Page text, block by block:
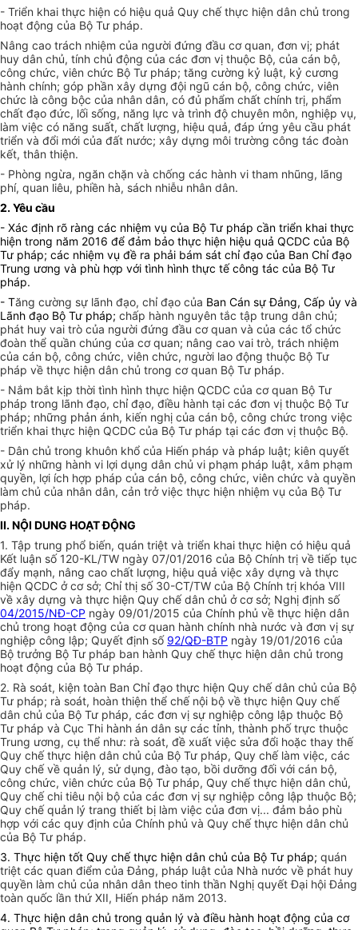
- Triển khai thực hiện có hiệu quả Quy chế thực hiện dân chủ trong
hoạt động của Bộ Tư pháp.
Nâng cao trách nhiệm của người đứng đầu cơ quan, đơn vị; phát
huy dân chủ, tính chủ động của các đơn vị thuộc Bộ, của cán bộ,
công chức, viên chức Bộ Tư pháp; tăng cường kỷ luật, kỷ cương
hành chính; góp phần xây dựng đội ngũ cán bộ, công chức, viên
chức là công bộc của nhân dân, có đủ phẩm chất chính trị, phẩm
chất đạo đức, lối sống, năng lực và trình độ chuyên môn, nghiệp vụ,
làm việc có năng suất, chất lượng, hiệu quả, đáp ứng yêu cầu phát
triển và đổi mới của đất nước; xây dựng môi trường công tác đoàn
kết, thân thiện.
- Phòng ngừa, ngăn chặn và chống các hành vi tham nhũng, lãng
phí, quan liêu, phiền hà, sách nhiễu nhân dân.
2. Yêu cầu
- Xác định rõ ràng các nhiệm vụ của Bộ Tư pháp cần triển khai thực
hiện trong năm 2016 để đảm bảo thực hiện hiệu quả QCDC của Bộ
Tư pháp; các nhiệm vụ đề ra phải bám sát chỉ đạo của Ban Chỉ đạo
Trung ương và phù hợp với tình hình thực tế công tác của Bộ Tư
pháp.
- Tăng cường sự lãnh đạo, chỉ đạo của Ban Cán sự Đảng, Cấp ủy và
Lãnh đạo Bộ Tư pháp; chấp hành nguyên tắc tập trung dân chủ;
phát huy vai trò của người đứng đầu cơ quan và của các tổ chức
đoàn thể quần chúng của cơ quan; nâng cao vai trò, trách nhiệm
của cán bộ, công chức, viên chức, người lao động thuộc Bộ Tư
pháp về thực hiện dân chủ trong cơ quan Bộ Tư pháp.
- Nắm bắt kịp thời tình hình thực hiện QCDC của cơ quan Bộ Tư
pháp trong lãnh đạo, chỉ đạo, điều hành tại các đơn vị thuộc Bộ Tư
pháp; những phản ánh, kiến nghị của cán bộ, công chức trong việc
triển khai thực hiện QCDC của Bộ Tư pháp tại các đơn vị thuộc Bộ.
- Dân chủ trong khuôn khổ của Hiến pháp và pháp luật; kiên quyết
xử lý những hành vi lợi dụng dân chủ vi phạm pháp luật, xâm phạm
quyền, lợi ích hợp pháp của cán bộ, công chức, viên chức và quyền
làm chủ của nhân dân, cản trở việc thực hiện nhiệm vụ của Bộ Tư
pháp.
II. NỘI DUNG HOẠT ĐỘNG
1. Tập trung phổ biến, quán triệt và triển khai thực hiện có hiệu quả
Kết luận số 120-KL/TW ngày 07/01/2016 của Bộ Chính trị về tiếp tục
đẩy mạnh, nâng cao chất lượng, hiệu quả việc xây dựng và thực
hiện QCDC ở cơ sở; Chỉ thị số 30-CT/TW của Bộ Chính trị khóa VIII
về xây dựng và thực hiện Quy chế dân chủ ở cơ sở; Nghị định số
04/2015/NĐ-CP ngày 09/01/2015 của Chính phủ về thực hiện dân
chủ trong hoạt động của cơ quan hành chính nhà nước và đơn vị sự
nghiệp công lập; Quyết định số 92/QĐ-BTP ngày 19/01/2016 của
Bộ trưởng Bộ Tư pháp ban hành Quy chế thực hiện dân chủ trong
hoạt động của Bộ Tư pháp.
2. Rà soát, kiện toàn Ban Chỉ đạo thực hiện Quy chế dân chủ của Bộ
Tư pháp; rà soát, hoàn thiện thể chế nội bộ về thực hiện Quy chế
dân chủ của Bộ Tư pháp, các đơn vị sự nghiệp công lập thuộc Bộ
Tư pháp và Cục Thi hành án dân sự các tỉnh, thành phố trực thuộc
Trung ương, cụ thể như: rà soát, đề xuất việc sửa đổi hoặc thay thế
Quy chế thực hiện dân chủ của Bộ Tư pháp, Quy chế làm việc, các
Quy chế về quản lý, sử dụng, đào tạo, bồi dưỡng đối với cán bộ,
công chức, viên chức của Bộ Tư pháp, Quy chế thực hiện dân chủ,
Quy chế chi tiêu nội bộ của các đơn vị sự nghiệp công lập thuộc Bộ;
Quy chế quản lý trang thiết bị làm việc của đơn vị... đảm bảo phù
hợp với các quy định của Chính phủ và Quy chế thực hiện dân chủ
của Bộ Tư pháp.
3. Thực hiện tốt Quy chế thực hiện dân chủ của Bộ Tư pháp; quán
triệt các quan điểm của Đảng, pháp luật của Nhà nước về phát huy
quyền làm chủ của nhân dân theo tinh thần Nghị quyết Đại hội Đảng
toàn quốc lần thứ XII, Hiến pháp năm 2013.
4. Thực hiện dân chủ trong quản lý và điều hành hoạt động của cơ